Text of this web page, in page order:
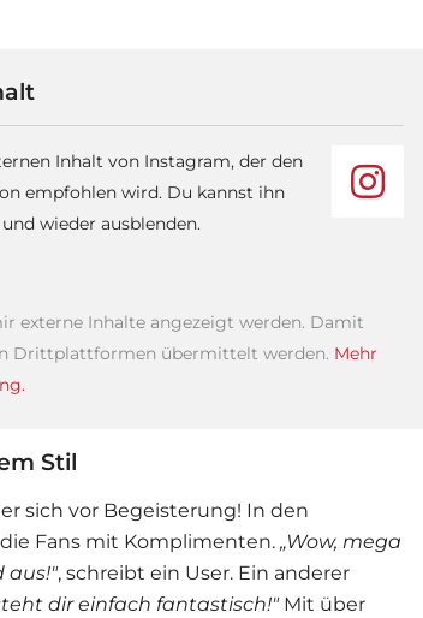
Inhalt von Instagram, der den
empfohlen wird. Du kannst ihn
wieder ausblenden.
externe Inhalte angezeigt werden. Damit
Drittplattformen übermittelt werden. Mehr
Stil
sich vor Begeisterung! In den
Fans mit Komplimenten. „Wow, mega
aus!", schreibt ein User. Ein anderer
dir einfach fantastisch!" Mit über